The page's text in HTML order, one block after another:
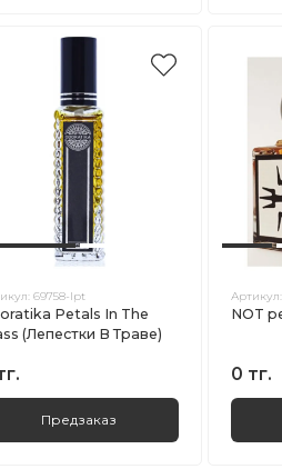
69758-lpt
Petals In The
(Лепестки B Траве)
Предзаказ
NOT
0 тг.